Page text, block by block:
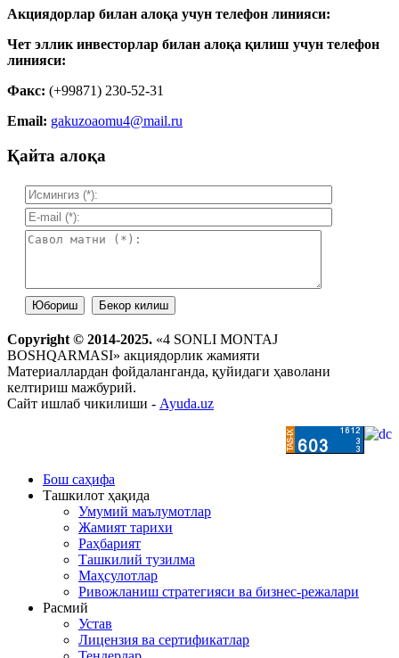
Акциядорлар билан алоқа учун телефон линияси:
Чет эллик инвесторлар билан алоқа қилиш учун телефон
линияси:
Факс: (+99871) 230-52-31
Email: gakuzoaomu4@mail.ru
Қайта алоқа
Copyright © 2014-2025. «4 SONLI MONTAJ
BOSHQARMASI» акциядорлик жамияти
Материаллардан фойдаланганда, қуйидаги ҳаволани
келтириш мажбурий.
Сайт ишлаб чикилиши - Ayuda.uz
Бош саҳифа
Ташкилот ҳақида
Умумий маълумотлар
Жамият тарихи
Раҳбарият
Ташкилий тузилма
Маҳсулотлар
Ривожланиш стратегияси ва бизнес-режалари
Расмий
Устав
Лицензия ва сертификатлар